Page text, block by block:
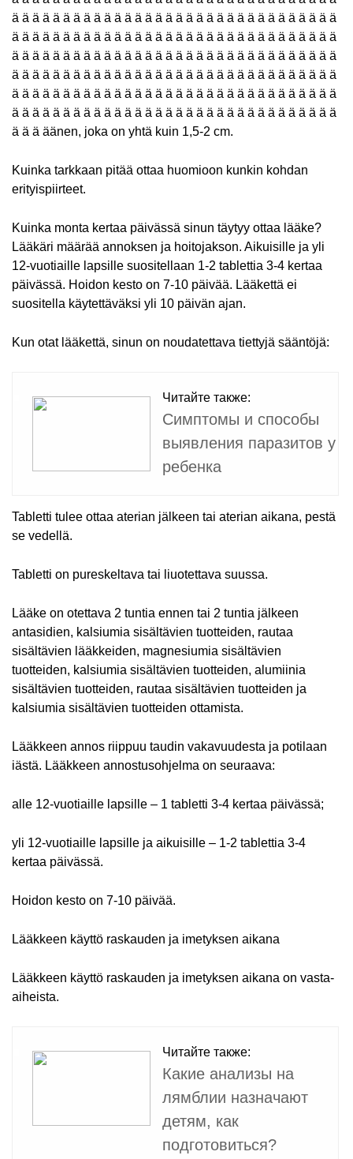
ä ä ä ä ä ä ä ä ä ä ä ä ä ä ä ä ä ä ä ä ä ä ä ä ä ä ä ä ä ä ä ä
ä ä ä ä ä ä ä ä ä ä ä ä ä ä ä ä ä ä ä ä ä ä ä ä ä ä ä ä ä ä ä ä
ä ä ä ä ä ä ä ä ä ä ä ä ä ä ä ä ä ä ä ä ä ä ä ä ä ä ä ä ä ä ä ä
ä ä ä ä ä ä ä ä ä ä ä ä ä ä ä ä ä ä ä ä ä ä ä ä ä ä ä ä ä ä ä ä
ä ä ä ä ä ä ä ä ä ä ä ä ä ä ä ä ä ä ä ä ä ä ä ä ä ä ä ä ä ä ä ä
ä ä ä ä ä ä ä ä ä ä ä ä ä ä ä ä ä ä ä ä ä ä ä ä ä ä ä ä ä ä ä ä
ä ä ä äänen, joka on yhtä kuin 1,5-2 cm.
Kuinka tarkkaan pitää ottaa huomioon kunkin kohdan
erityispiirteet.
Kuinka monta kertaa päivässä sinun täytyy ottaa lääke?
Lääkäri määrää annoksen ja hoitojakson. Aikuisille ja yli
12-vuotiaille lapsille suositellaan 1-2 tablettia 3-4 kertaa
päivässä. Hoidon kesto on 7-10 päivää. Lääkettä ei
suositella käytettäväksi yli 10 päivän ajan.
Kun otat lääkettä, sinun on noudatettava tiettyjä sääntöjä:
Читайте также:
Симптомы и способы
выявления паразитов у
ребенка
Tabletti tulee ottaa aterian jälkeen tai aterian aikana, pestä
se vedellä.
Tabletti on pureskeltava tai liuotettava suussa.
Lääke on otettava 2 tuntia ennen tai 2 tuntia jälkeen
antasidien, kalsiumia sisältävien tuotteiden, rautaa
sisältävien lääkkeiden, magnesiumia sisältävien
tuotteiden, kalsiumia sisältävien tuotteiden, alumiinia
sisältävien tuotteiden, rautaa sisältävien tuotteiden ja
kalsiumia sisältävien tuotteiden ottamista.
Lääkkeen annos riippuu taudin vakavuudesta ja potilaan
iästä. Lääkkeen annostusohjelma on seuraava:
alle 12-vuotiaille lapsille – 1 tabletti 3-4 kertaa päivässä;
yli 12-vuotiaille lapsille ja aikuisille – 1-2 tablettia 3-4
kertaa päivässä.
Hoidon kesto on 7-10 päivää.
Lääkkeen käyttö raskauden ja imetyksen aikana
Lääkkeen käyttö raskauden ja imetyksen aikana on vasta-
aiheista.
Читайте также:
Какие анализы на
лямблии назначают
детям, как
подготовиться?